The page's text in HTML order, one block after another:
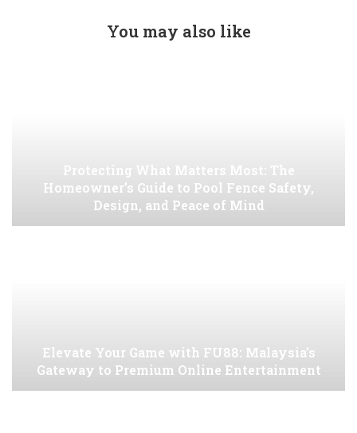
You may also like
Protecting What Matters Most: The
Homeowner’s Guide to Pool Fence Safety,
Design, and Peace of Mind
Elevate Your Game with FU88: Malaysia’s
Gateway to Premium Online Entertainment